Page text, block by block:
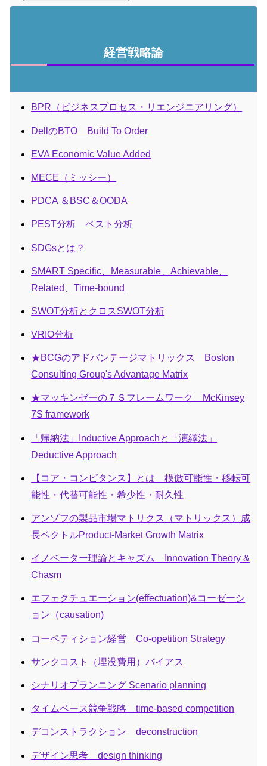
経営戦略論
BPR（ビジネスプロセス・リエンジニアリング）
DellのBTO Build To Order
EVA Economic Value Added
MECE（ミッシー）
PDCA ＆BSC＆OODA
PEST分析 ペスト分析
SDGsとは？
SMART Specific、Measurable、Achievable、
Related、Time-bound
SWOT分析とクロスSWOT分析
VRIO分析
★BCGのアドバンテージマトリックス Boston
Consulting Group's Advantage Matrix
★マッキンゼーの７Ｓフレームワーク McKinsey
7S framework
「帰納法」Inductive Approachと「演繹法」
Deductive Approach
【コア・コンピタンス】とは 模倣可能性・移転可
能性・代替可能性・希少性・耐久性
アンゾフの製品市場マトリクス（マトリックス）成
長ベクトルProduct-Market Growth Matrix
イノベーター理論とキャズム Innovation Theory &
Chasm
エフェクチュエーション(effectuation)&コーゼーシ
ョン（causation)
コーペティション経営 Co-opetition Strategy
サンクコスト（埋没費用）バイアス
シナリオプランニング Scenario planning
タイムベース競争戦略 time-based competition
デコンストラクション deconstruction
デザイン思考 design thinking